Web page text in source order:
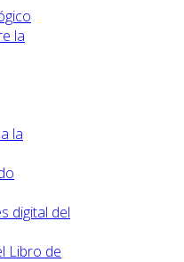
la
la
digital del
Libro de